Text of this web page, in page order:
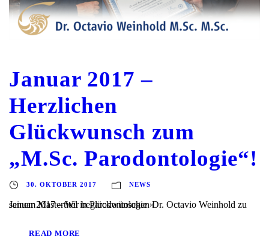
Januar 2017 –
Herzlichen
Glückwunsch zum
„M.Sc. Parodontologie“!
30. OKTOBER 2017 NEWS
Januar 2017 – Wir beglückwünschen Dr. Octavio Weinhold zu seinem Mastertitel in Parodontologie »
READ MORE